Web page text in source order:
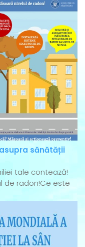
sănătății
tale contează!
de radon!Ce este